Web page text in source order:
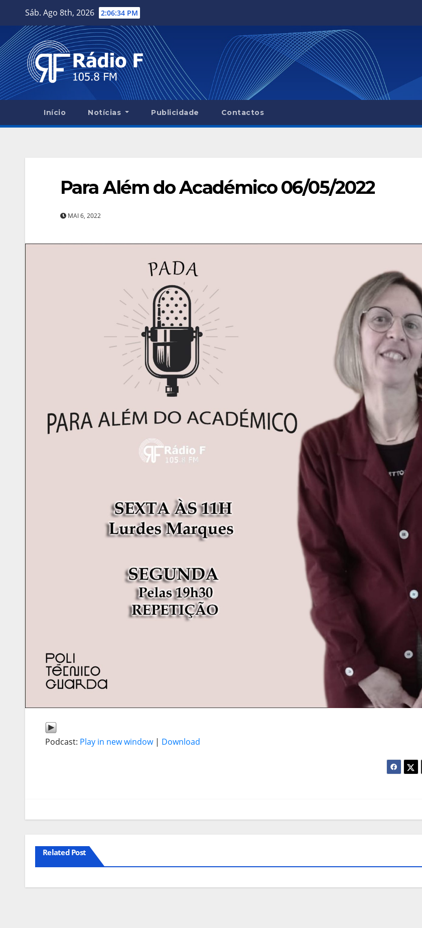
content
Sáb. Ago 8th, 2026 2:06:35 PM
Início Notícias Publicidade Contactos
Para Além do Académico 06/05/2022
MAI 6, 2022
Podcast: Play in new window| Download
Related Post